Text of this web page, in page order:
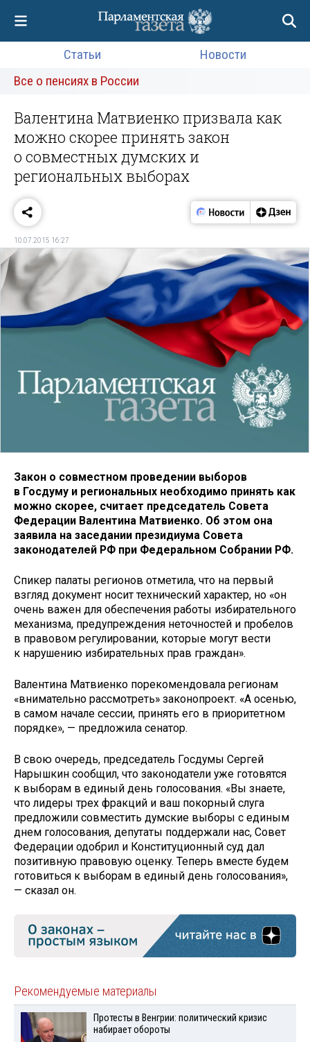
Статьи
Новости
Все о пенсиях в России
Валентина Матвиенко призвала как
можно скорее принять закон
о совместных думских и
региональных выборах
10.07.2015 16:27
Закон о совместном проведении выборов
в Госдуму и региональных необходимо принять как
можно скорее, считает председатель Совета
Федерации Валентина Матвиенко. Об этом она
заявила на заседании президиума Совета
законодателей РФ при Федеральном Собрании РФ.
Спикер палаты регионов отметила, что на первый
взгляд документ носит технический характер, но «он
очень важен для обеспечения работы избирательного
механизма, предупреждения неточностей и пробелов
в правовом регулировании, которые могут вести
к нарушению избирательных прав граждан».
Валентина Матвиенко порекомендовала регионам
«внимательно рассмотреть» законопроект. «А осенью,
в самом начале сессии, принять его в приоритетном
порядке», — предложила сенатор.
В свою очередь, председатель Госдумы Сергей
Нарышкин сообщил, что законодатели уже готовятся
к выборам в единый день голосования. «Вы знаете,
что лидеры трех фракций и ваш покорный слуга
предложили совместить думские выборы с единым
днем голосования, депутаты поддержали нас, Совет
Федерации одобрил и Конституционный суд дал
позитивную правовую оценку. Теперь вместе будем
готовиться к выборам в единый день голосования»,
— сказал он.
Рекомендуемые материалы
Протесты в Венгрии: политический кризис
набирает обороты